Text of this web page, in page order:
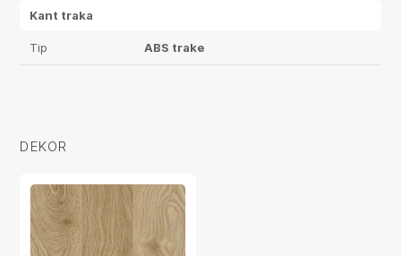
Kant traka
Tip ABS trake
DEKOR